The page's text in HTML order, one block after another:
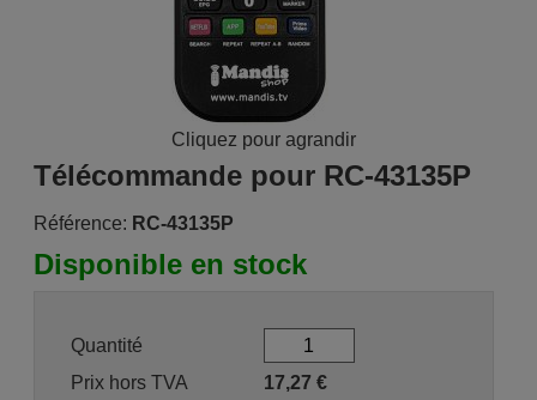
Cliquez pour agrandir
Télécommande pour RC-43135P
Référence: RC-43135P
Disponible en stock
Quantité
Prix hors TVA
17,27 €